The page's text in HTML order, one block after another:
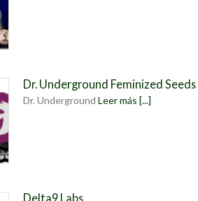
Dr. Underground Feminized Seeds
Dr. UndergroundLeer más [...]
Delta9 Labs